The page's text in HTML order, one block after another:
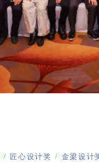
/ 匠心设计奖 / 金梁设计